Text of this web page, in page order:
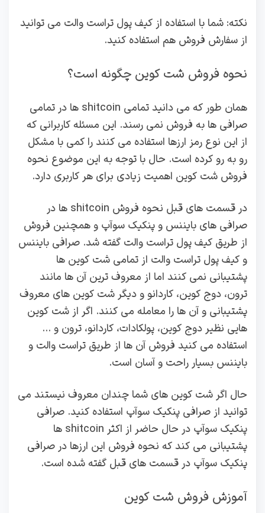
نکته: شما با استفاده از کیف پول تراست والت می توانید
از سفارش فروش هم استفاده کنید.
نحوه فروش شت کوین چگونه است؟
همان طور که می دانید تمامی shitcoin ها در تمامی
صرافی ها به فروش نمی رسند. این مسئله کاربرانی که
از این نوع رمز ارزها استفاده می کنند را کمی با مشکل
رو به رو کرده است. حال با توجه به این موضوع نحوه
فروش شت کوین اهمیت زیادی برای هر کاربری دارد.
در قسمت های قبل نحوه فروش shitcoin ها در
صرافی های بایننس و پنکیک سوآپ و همچنین فروش
از طریق کیف پول تراست والت گفته شد. صرافی بایننس
و کیف پول تراست والت از تمامی شت کوین ها
پشتیبانی نمی کنند اما از معروف ترین آن ها مانند
ترون، دوج کوین، کاردانو و دیگر شت کوین های معروف
پشتیبانی و آن ها را معامله می کنند. اگر از شت کوین
هایی نظیر دوج کوین، پولکادات، کاردانو، ترون و …
استفاده می کنید فروش آن ها از طریق تراست والت و
بایننس بسیار راحت و آسان است.
حال اگر شت کوین های شما چندان معروف نیستند می
توانید از صرافی پنکیک سوآپ استفاده کنید. صرافی
پنکیک سوآپ در حال حاضر از اکثر shitcoin ها
پشتیبانی می کند که نحوه فروش این ارزها در صرافی
پنکیک سوآپ در قسمت های قبل گفته شده است.
آموزش فروش شت کوین